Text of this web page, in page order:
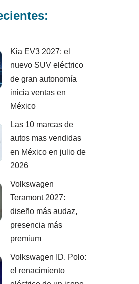
Kia EV3 2027: el
nuevo SUV eléctrico
de gran autonomía
inicia ventas en
México
Las 10 marcas de
autos mas vendidas
en México en julio de
2026
Volkswagen
Teramont 2027:
diseño más audaz,
presencia más
premium
Volkswagen ID. Polo:
el renacimiento